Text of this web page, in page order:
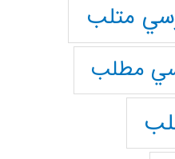
متلب
مطلب